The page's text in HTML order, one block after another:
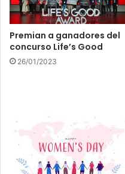
Premian a ganadores del
concurso Life’s Good
26/01/2023